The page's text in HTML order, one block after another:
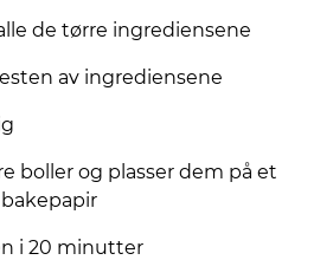
de tørre ingrediensene
av ingrediensene
boller og plasser dem på et
i 20 minutter